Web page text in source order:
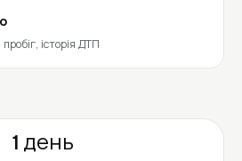
історія ДТП
1 день